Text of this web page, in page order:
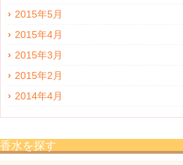
2015年5月
2015年4月
2015年3月
2015年2月
2014年4月
香水を探す